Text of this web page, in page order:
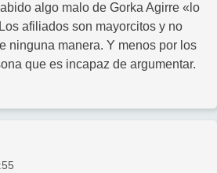
algo malo de Gorka Agirre «lo
afiliados son mayorcitos y no
ninguna manera. Y menos por los
que es incapaz de argumentar.